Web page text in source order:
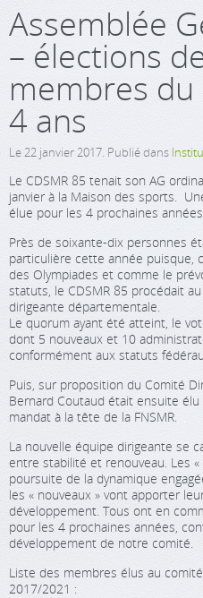
Assemblée
– élections
membres
4 ans
Le22 janvier 2017. Publié dans
Le CDSMR 85 tenait son AG
janvier à la Maison des sports.
élue pour les 4 prochaines
Près de soixante-dix personnes
particulière cette année puisque,
des Olympiades et comme le
statuts, le CDSMR 85 procédait
dirigeante départementale.
Le quorum ayant été atteint, le
dont 5 nouveaux et 10
conformément aux statuts
Puis, sur proposition du Comité
Bernard Coutaud était ensuite élu
mandat à la tête de la FNSMR.
La nouvelle équipe dirigeante se
entre stabilité et renouveau. Les
poursuite de la dynamique
les « nouveaux » vont apporter
développement. Tous ont en
pour les 4 prochaines années,
développement de notre comité.
Liste des membres élus au
2017/2021 :